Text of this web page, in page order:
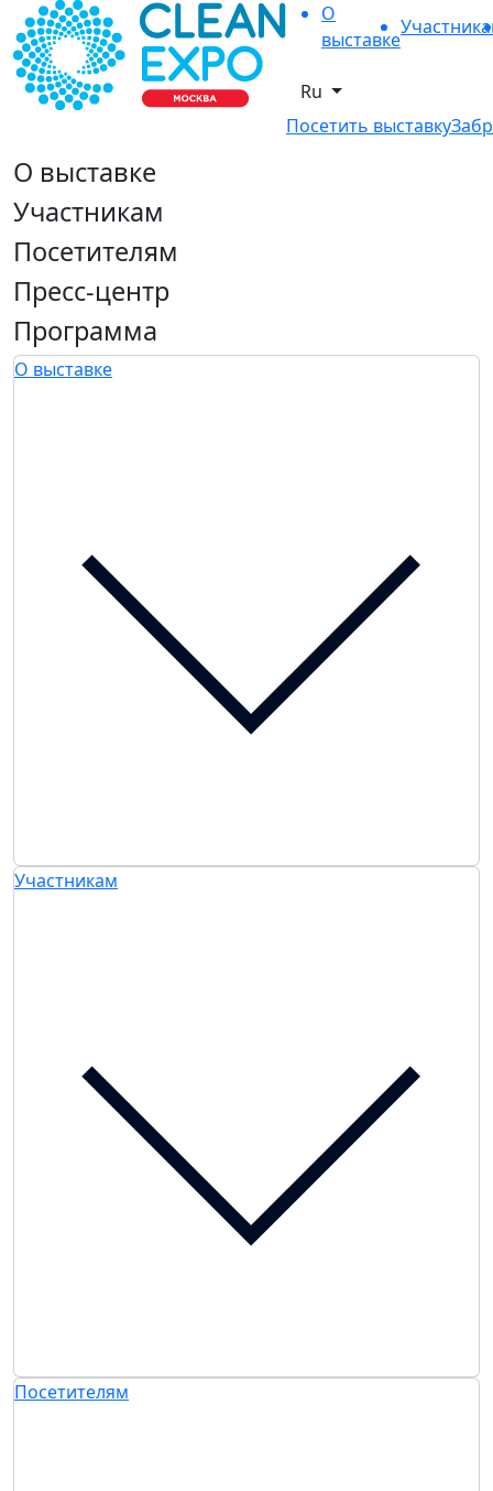
О
выставке
Ru
Посетить выставку
О выставке
Участникам
Посетителям
Пресс-центр
Программа
О выставке
Участникам
Посетителям